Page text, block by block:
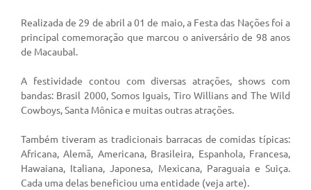
Tribunal de Contas da União
STF
Assembleia Legislativa do estado
Câmara dos Deputados
Realizada de 29 de abril a 01 de maio, a Festa das Nações foi a
principal comemoração que marcou o aniversário de 98 anos
de Macaubal.
A festividade contou com diversas atrações, shows com
bandas: Brasil 2000, Somos Iguais, Tiro Willians and The Wild
Cowboys, Santa Mônica e muitas outras atrações.
Também tiveram as tradicionais barracas de comidas típicas:
Africana, Alemã, Americana, Brasileira, Espanhola, Francesa,
Hawaiana, Italiana, Japonesa, Mexicana, Paraguaia e Suiça.
Cada uma delas beneficiou uma entidade (veja arte).